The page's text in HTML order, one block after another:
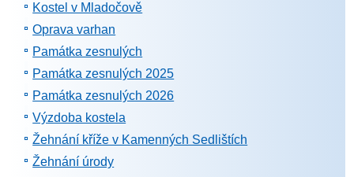
Kostel v Mladočově
Oprava varhan
Památka zesnulých
Památka zesnulých 2025
Památka zesnulých 2026
Výzdoba kostela
Žehnání kříže v Kamenných Sedlištích
Žehnání úrody